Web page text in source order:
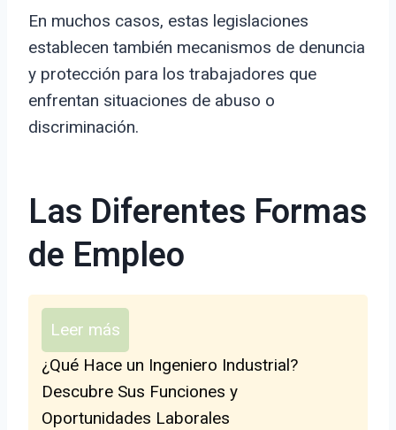
En muchos casos, estas legislaciones
establecen también mecanismos de denuncia
y protección para los trabajadores que
enfrentan situaciones de abuso o
discriminación.
Las Diferentes Formas
de Empleo
Leer más
¿Qué Hace un Ingeniero Industrial?
Descubre Sus Funciones y
Oportunidades Laborales